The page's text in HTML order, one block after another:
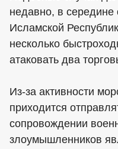
недавно, в
Исламской
несколько
атаковать два
Из-за активности
приходится
сопровождении
злоумышленников